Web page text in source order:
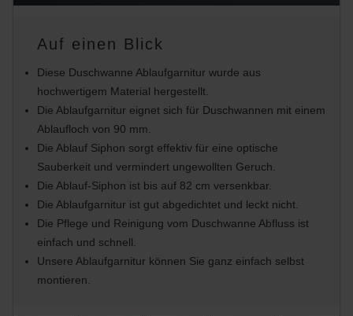
Auf einen Blick
Diese Duschwanne Ablaufgarnitur wurde aus
hochwertigem Material hergestellt.
Die Ablaufgarnitur eignet sich für Duschwannen mit einem
Ablaufloch von 90 mm.
Die Ablauf Siphon sorgt effektiv für eine optische
Sauberkeit und vermindert ungewollten Geruch.
Die Ablauf-Siphon ist bis auf 82 cm versenkbar.
Die Ablaufgarnitur ist gut abgedichtet und leckt nicht.
Die Pflege und Reinigung vom Duschwanne Abfluss ist
einfach und schnell.
Unsere Ablaufgarnitur können Sie ganz einfach selbst
montieren.